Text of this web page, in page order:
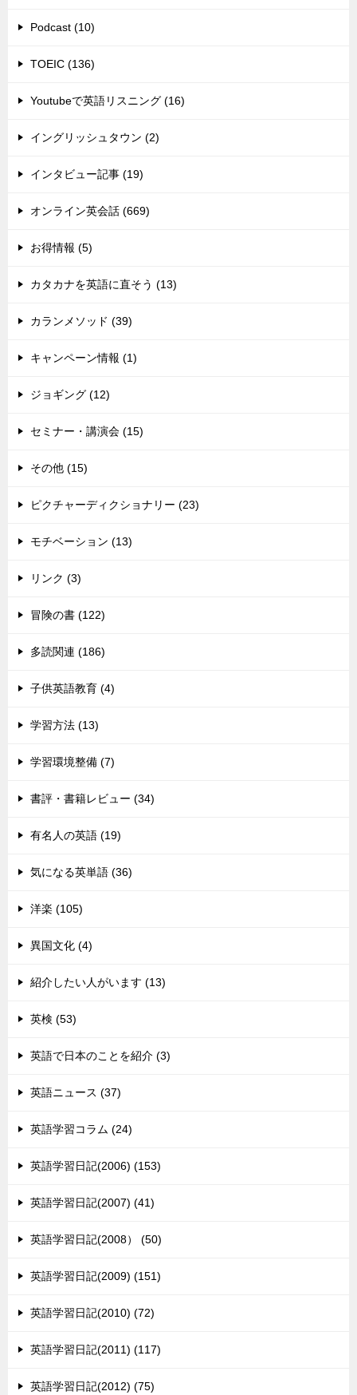
Podcast (10)
TOEIC (136)
Youtubeで英語リスニング (16)
イングリッシュタウン (2)
インタビュー記事 (19)
オンライン英会話 (669)
お得情報 (5)
カタカナを英語に直そう (13)
カランメソッド (39)
キャンペーン情報 (1)
ジョギング (12)
セミナー・講演会 (15)
その他 (15)
ピクチャーディクショナリー (23)
モチベーション (13)
リンク (3)
冒険の書 (122)
多読関連 (186)
子供英語教育 (4)
学習方法 (13)
学習環境整備 (7)
書評・書籍レビュー (34)
有名人の英語 (19)
気になる英単語 (36)
洋楽 (105)
異国文化 (4)
紹介したい人がいます (13)
英検 (53)
英語で日本のことを紹介 (3)
英語ニュース (37)
英語学習コラム (24)
英語学習日記(2006) (153)
英語学習日記(2007) (41)
英語学習日記(2008） (50)
英語学習日記(2009) (151)
英語学習日記(2010) (72)
英語学習日記(2011) (117)
英語学習日記(2012) (75)